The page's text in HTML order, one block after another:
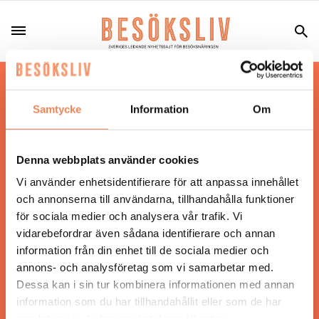
Samtycke Information Om
Denna webbplats använder cookies
Vi använder enhetsidentifierare för att anpassa innehållet
och annonserna till användarna, tillhandahålla funktioner
för sociala medier och analysera vår trafik. Vi
vidarebefordrar även sådana identifierare och annan
information från din enhet till de sociala medier och
annons- och analysföretag som vi samarbetar med.
Dessa kan i sin tur kombinera informationen med annan
information som du har tillhandahållit eller som de har
Hos oss läser du landets mest uppdaterade
nyheter och snackisar inom besöksnäringen.
Besöksliv i sin tryckta form är ett affärsmagasin
Tidningen ges ut avVisita
ANSVARIG UTGIVARE
Jonas Siljhammar
UPPHOVSRÄTT